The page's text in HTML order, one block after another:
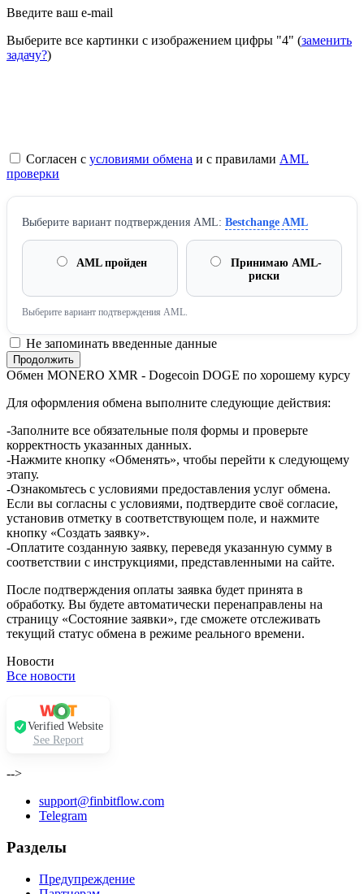
Введите ваш e-mail
Выберите все картинки с изображением цифры "4" (заменить
задачу?)
Согласен с условиями обмена и с правилами AML
проверки
Выберите вариант подтверждения AML: Bestchange AML
AML пройден
Принимаю AML-
риски
Выберите вариант подтверждения AML.
Не запоминать введенные данные
Обмен MONERO XMR - Dogecoin DOGE по хорошему курсу
Для оформления обмена выполните следующие действия:
-Заполните все обязательные поля формы и проверьте
корректность указанных данных.
-Нажмите кнопку «Обменять», чтобы перейти к следующему
этапу.
-Ознакомьтесь с условиями предоставления услуг обмена.
Если вы согласны с условиями, подтвердите своё согласие,
установив отметку в соответствующем поле, и нажмите
кнопку «Создать заявку».
-Оплатите созданную заявку, переведя указанную сумму в
соответствии с инструкциями, представленными на сайте.
После подтверждения оплаты заявка будет принята в
обработку. Вы будете автоматически перенаправлены на
страницу «Состояние заявки», где сможете отслеживать
текущий статус обмена в режиме реального времени.
Новости
Все новости
Verified Website
See Report
-->
support@finbitflow.com
Telegram
Разделы
Предупреждение